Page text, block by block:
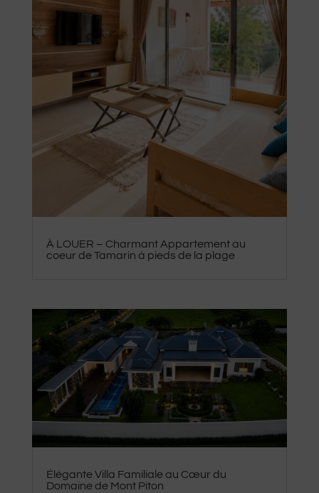
À LOUER – Charmant Appartement au
coeur de Tamarin à pieds de la plage
Élégante Villa Familiale au Cœur du
Domaine de Mont Piton